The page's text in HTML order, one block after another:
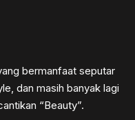
bermanfaat seputar
dan masih banyak lagi
“Beauty”.